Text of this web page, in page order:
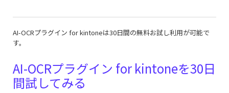
AI-OCRプラグイン for kintoneは30日間の無料お試し利用が可能で
す。
AI-OCRプラグイン for kintoneを30日
間試してみる